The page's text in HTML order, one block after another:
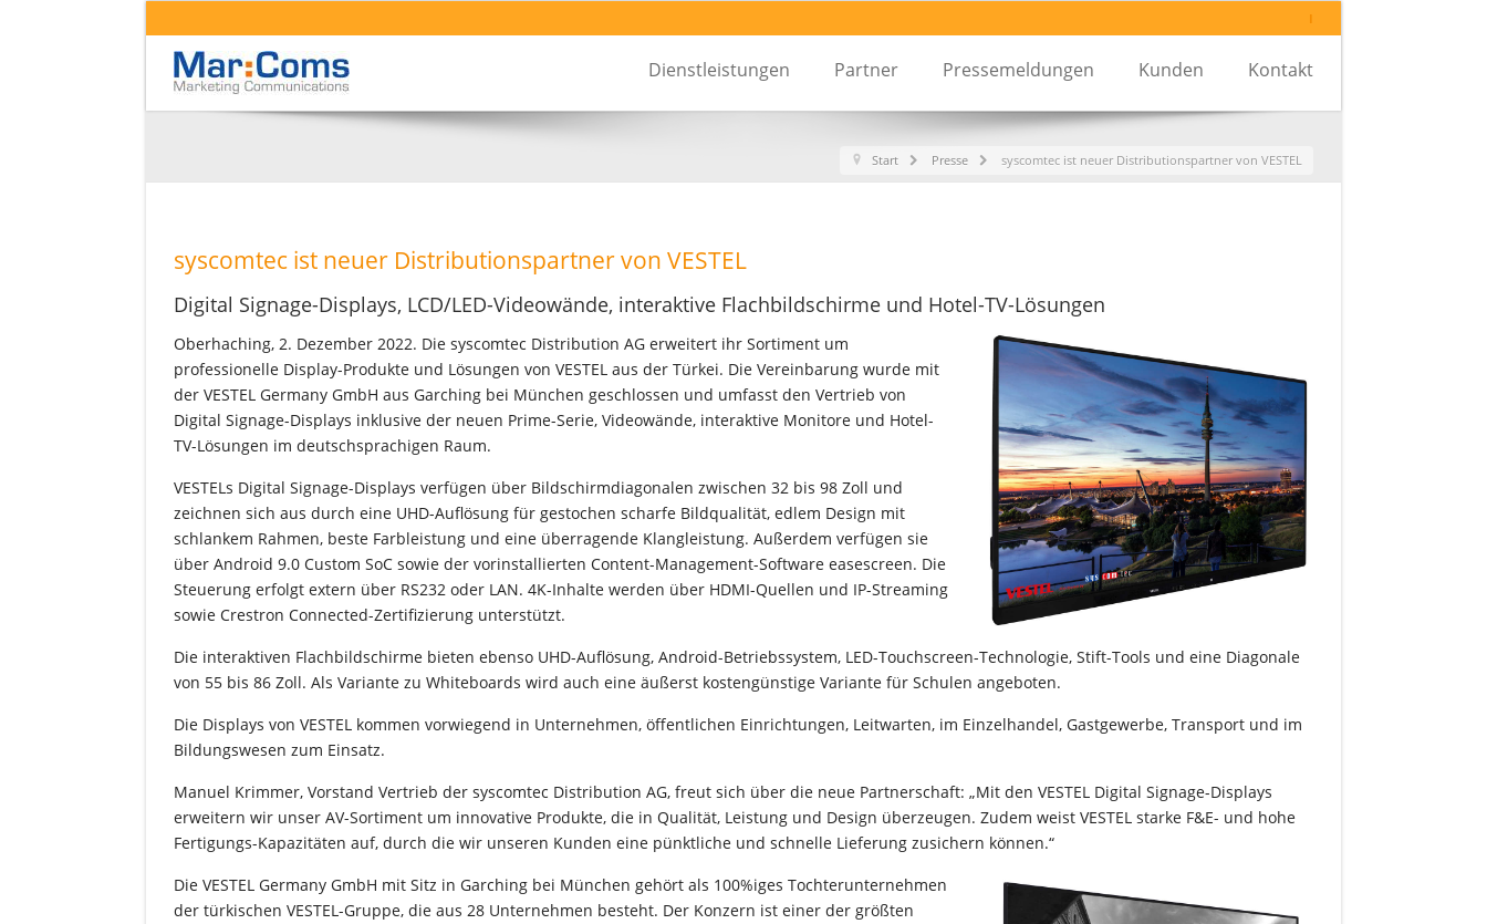
I
Dienstleistungen Partner Pressemeldungen Kunden Kontakt
Start Presse syscomtec ist neuer Distributionspartner von VESTEL
syscomtec ist neuer Distributionspartner von VESTEL
Digital Signage-Displays, LCD/LED-Videowände, interaktive Flachbildschirme und Hotel-TV-Lösungen
Oberhaching, 2. Dezember 2022. Die syscomtec Distribution AG erweitert ihr Sortiment um
professionelle Display-Produkte und Lösungen von VESTEL aus der Türkei. Die Vereinbarung wurde mit
der VESTEL Germany GmbH aus Garching bei München geschlossen und umfasst den Vertrieb von
Digital Signage-Displays inklusive der neuen Prime-Serie, Videowände, interaktive Monitore und Hotel-
TV-Lösungen im deutschsprachigen Raum.
VESTELs Digital Signage-Displays verfügen über Bildschirmdiagonalen zwischen 32 bis 98 Zoll und
zeichnen sich aus durch eine UHD-Auflösung für gestochen scharfe Bildqualität, edlem Design mit
schlankem Rahmen, beste Farbleistung und eine überragende Klangleistung. Außerdem verfügen sie
über Android 9.0 Custom SoC sowie der vorinstallierten Content-Management-Software easescreen. Die
Steuerung erfolgt extern über RS232 oder LAN. 4K-Inhalte werden über HDMI-Quellen und IP-Streaming
sowie Crestron Connected-Zertifizierung unterstützt.
Die interaktiven Flachbildschirme bieten ebenso UHD-Auflösung, Android-Betriebssystem, LED-Touchscreen-Technologie, Stift-Tools und eine Diagonale
von 55 bis 86 Zoll. Als Variante zu Whiteboards wird auch eine äußerst kostengünstige Variante für Schulen angeboten.
Die Displays von VESTEL kommen vorwiegend in Unternehmen, öffentlichen Einrichtungen, Leitwarten, im Einzelhandel, Gastgewerbe, Transport und im
Bildungswesen zum Einsatz.
Manuel Krimmer, Vorstand Vertrieb der syscomtec Distribution AG, freut sich über die neue Partnerschaft: „Mit den VESTEL Digital Signage-Displays
erweitern wir unser AV-Sortiment um innovative Produkte, die in Qualität, Leistung und Design überzeugen. Zudem weist VESTEL starke F&E- und hohe
Fertigungs-Kapazitäten auf, durch die wir unseren Kunden eine pünktliche und schnelle Lieferung zusichern können.“
Die VESTEL Germany GmbH mit Sitz in Garching bei München gehört als 100%iges Tochterunternehmen
der türkischen VESTEL-Gruppe, die aus 28 Unternehmen besteht. Der Konzern ist einer der größten